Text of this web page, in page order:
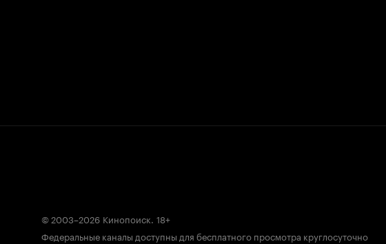
© 2003–2026 Кинопоиск. 18+
Федеральные каналы доступны для бесплатного просмотра круглосуточно